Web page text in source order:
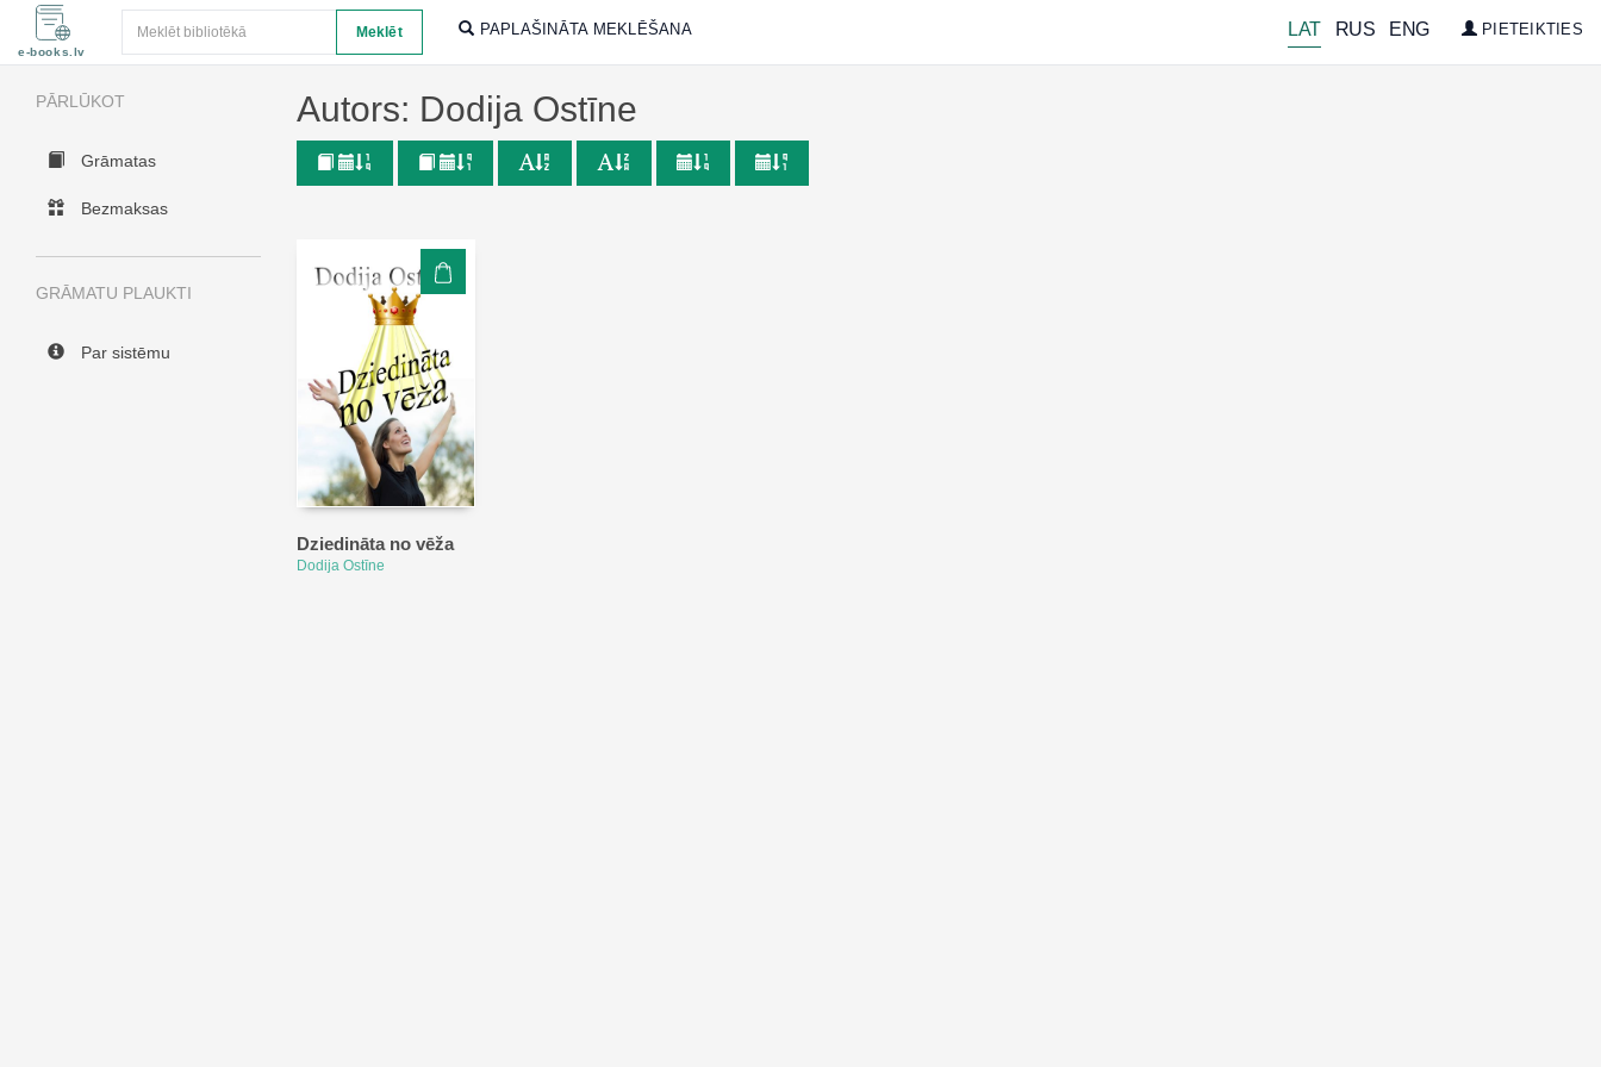
e-books.lv
Meklēt PAPLAŠINĀTA MEKLĒŠANA LAT RUS ENG PIETEIKTIES
PĀRLŪKOT
Grāmatas
Bezmaksas
GRĀMATU PLAUKTI
Par sistēmu
Autors: Dodija Ostīne
Dziedināta no vēža
Dodija Ostīne